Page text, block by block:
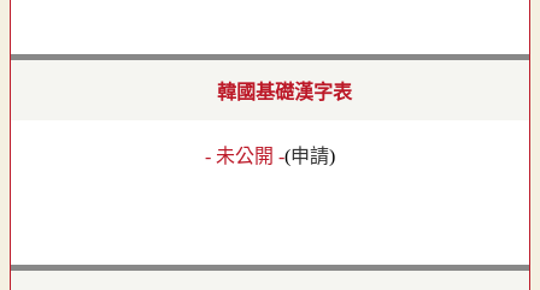
韓國基礎漢字表
- 未公開 -(申請)